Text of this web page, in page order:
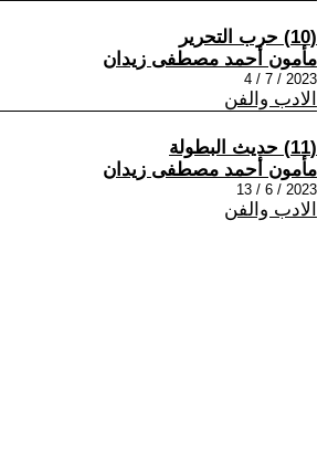
(10) حرب التحرير
مأمون أحمد مصطفى زيدان
2023 / 7 / 4
الادب والفن
(11) حديث البطولة
مأمون أحمد مصطفى زيدان
2023 / 6 / 13
الادب والفن